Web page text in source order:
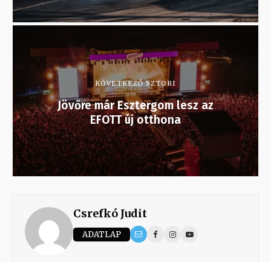
KÖVETKEZŐ SZTORI
Jövőre már Esztergom lesz az
EFOTT új otthona
Csrefkó Judit
ADATLAP